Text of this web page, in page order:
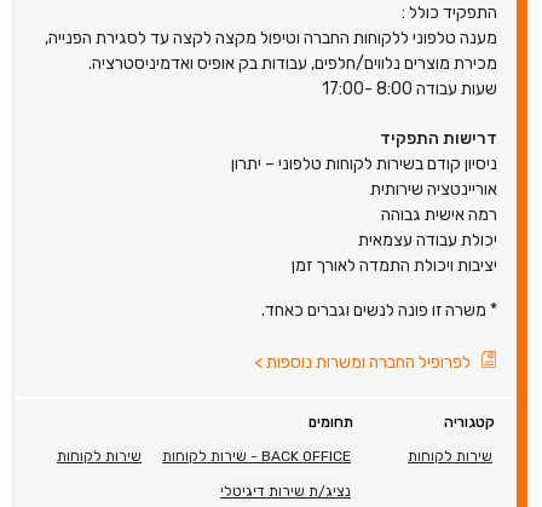
התפקיד כולל :
מענה טלפוני ללקוחות החברה וטיפול מקצה לקצה עד לסגירת הפנייה,
מכירת מוצרים נלווים/חלפים, עבודות בק אופיס ואדמיניסטרציה.
שעות עבודה 8:00 -17:00
דרישות התפקיד
ניסיון קודם בשירות לקוחות טלפוני – יתרון
אוריינטציה שירותית
רמה אישית גבוהה
יכולת עבודה עצמאית
יציבות ויכולת התמדה לאורך זמן
* משרה זו פונה לנשים וגברים כאחד.
לפרופיל החברה ומשרות נוספות>
קטגוריה
תחומים
שירות לקוחות
BACK OFFICE - שירות לקוחות שירות לקוחות
נציג/ת שירות דיגיטלי